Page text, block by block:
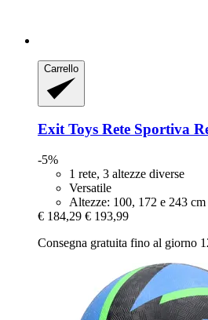
Carrello
Exit Toys Rete Sportiva
-5%
1 rete, 3 altezze diverse
Versatile
Altezze: 100, 172 e 243 cm
€ 184,29 € 193,99
Consegna gratuita fino al giorno